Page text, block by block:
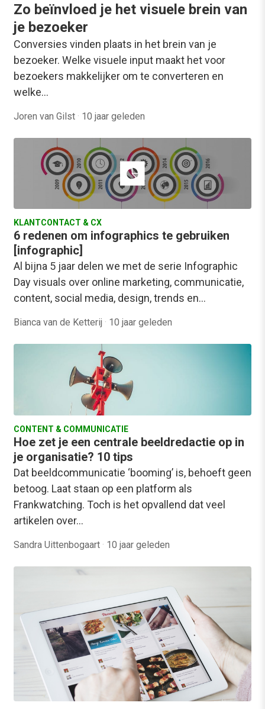
Zo beïnvloed je het visuele brein van
je bezoeker
Conversies vinden plaats in het brein van je
bezoeker. Welke visuele input maakt het voor
bezoekers makkelijker om te converteren en
welke…
Joren van Gilst · 10 jaar geleden
KLANTCONTACT & CX
6 redenen om infographics te gebruiken
[infographic]
Al bijna 5 jaar delen we met de serie Infographic
Day visuals over online marketing, communicatie,
content, social media, design, trends en…
Bianca van de Ketterij · 10 jaar geleden
CONTENT & COMMUNICATIE
Hoe zet je een centrale beeldredactie op in
je organisatie? 10 tips
Dat beeldcommunicatie ‘booming’ is, behoeft geen
betoog. Laat staan op een platform als
Frankwatching. Toch is het opvallend dat veel
artikelen over…
Sandra Uittenbogaart · 10 jaar geleden